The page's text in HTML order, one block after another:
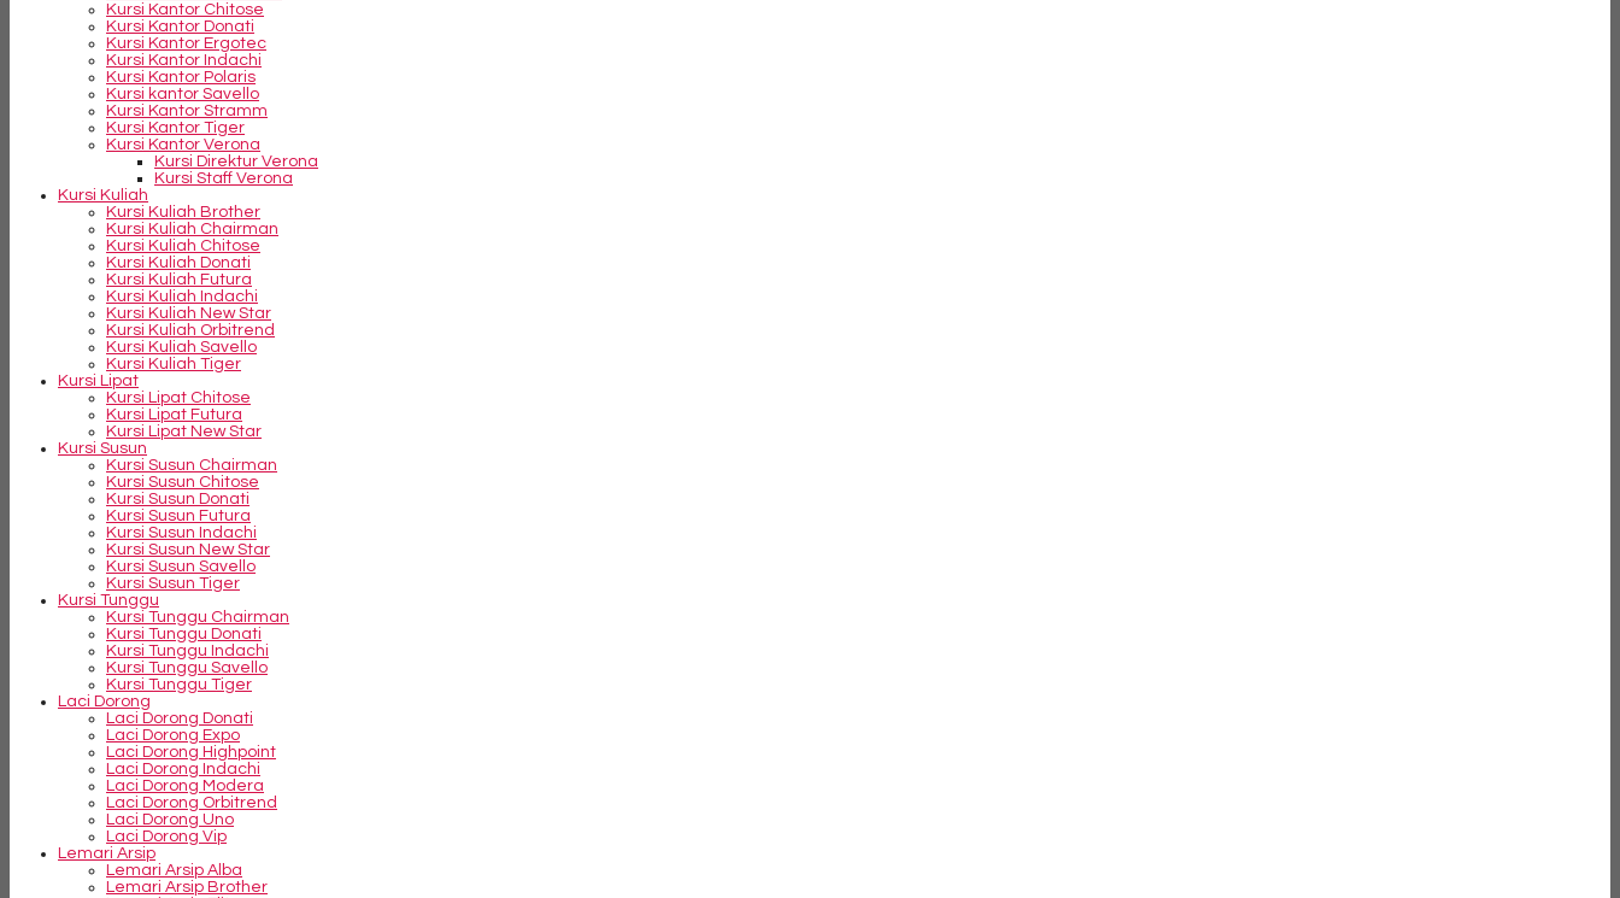
Kursi Kantor Chitose
Kursi Kantor Donati
Kursi Kantor Ergotec
Kursi Kantor Indachi
Kursi Kantor Polaris
Kursi kantor Savello
Kursi Kantor Stramm
Kursi Kantor Tiger
Kursi Kantor Verona
Kursi Direktur Verona
Kursi Staff Verona
Kursi Kuliah
Kursi Kuliah Brother
Kursi Kuliah Chairman
Kursi Kuliah Chitose
Kursi Kuliah Donati
Kursi Kuliah Futura
Kursi Kuliah Indachi
Kursi Kuliah New Star
Kursi Kuliah Orbitrend
Kursi Kuliah Savello
Kursi Kuliah Tiger
Kursi Lipat
Kursi Lipat Chitose
Kursi Lipat Futura
Kursi Lipat New Star
Kursi Susun
Kursi Susun Chairman
Kursi Susun Chitose
Kursi Susun Donati
Kursi Susun Futura
Kursi Susun Indachi
Kursi Susun New Star
Kursi Susun Savello
Kursi Susun Tiger
Kursi Tunggu
Kursi Tunggu Chairman
Kursi Tunggu Donati
Kursi Tunggu Indachi
Kursi Tunggu Savello
Kursi Tunggu Tiger
Laci Dorong
Laci Dorong Donati
Laci Dorong Expo
Laci Dorong Highpoint
Laci Dorong Indachi
Laci Dorong Modera
Laci Dorong Orbitrend
Laci Dorong Uno
Laci Dorong Vip
Lemari Arsip
Lemari Arsip Alba
Lemari Arsip Brother